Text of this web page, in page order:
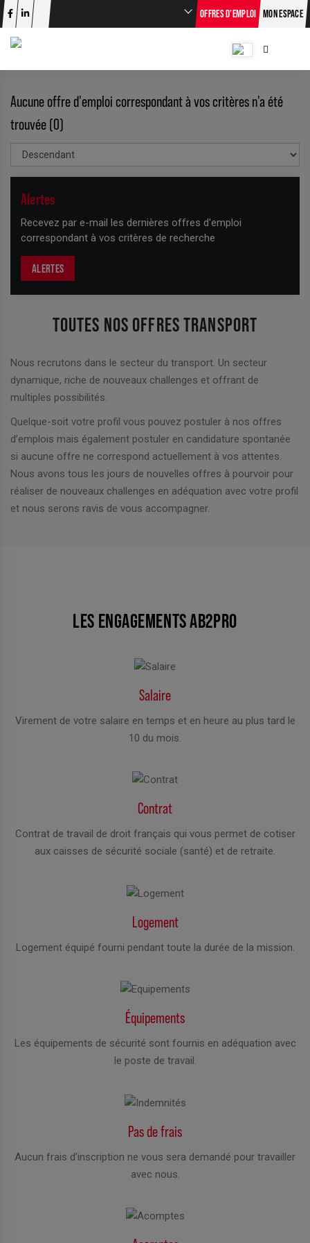
OFFRES D’EMPLOI MON ESPACE
Aucune offre d'emploi correspondant à vos critères n'a été
trouvée (0)
Alertes
Recevez par e-mail les dernières offres d'emploi
correspondant à vos critères de recherche
ALERTES
TOUTES NOS OFFRES TRANSPORT
Nous recrutons dans le secteur du transport. Un secteur
dynamique, riche de nouveaux challenges et offrant de
multiples possibilités.
Quelque-soit votre profil vous pouvez postuler à nos offres
d’emplois mais également postuler en candidature spontanée
si aucune offre ne correspond actuellement à vos attentes.
Nous avons tous les jours de nouvelles offres à pourvoir pour
réaliser de nouveaux challenges en adéquation avec votre profil
et nous serons ravis de vous accompagner.
LES ENGAGEMENTS AB2PRO
Salaire
Virement de votre salaire en temps et en heure au plus tard le
10 du mois.
Contrat
Contrat de travail de droit français qui vous permet de cotiser
aux caisses de sécurité sociale (santé) et de retraite.
Logement
Logement équipé fourni pendant toute la durée de la mission.
Équipements
Les équipements de sécurité sont fournis en adéquation avec
le poste de travail.
Pas de frais
Aucun frais d’inscription ne vous sera demandé pour travailler
avec nous.